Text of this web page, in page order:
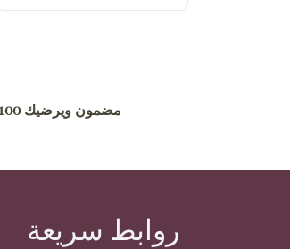
مضمون ويرضيك 100 %
روابط سريعة